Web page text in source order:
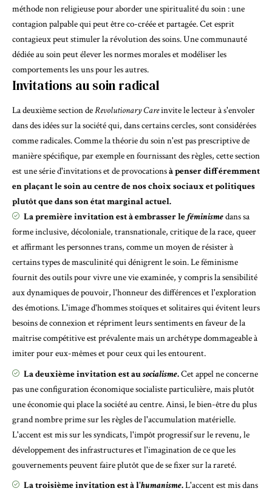
méthode non religieuse pour aborder une spiritualité du soin : une
contagion palpable qui peut être co-créée et partagée. Cet esprit
contagieux peut stimuler la révolution des soins. Une communauté
dédiée au soin peut élever les normes morales et modéliser les
comportements les uns pour les autres.
Invitations au soin radical
La deuxième section deRevolutionary Careinvite le lecteur à s'envoler
dans des idées sur la société qui, dans certains cercles, sont considérées
comme radicales. Comme la théorie du soin n'est pas prescriptive de
manière spécifique, par exemple en fournissant des règles, cette section
est une série d'invitations et de provocationsà penser différemment
en plaçant le soin au centre de nos choix sociaux et politiques
plutôt que dans son état marginal actuel.
La première invitation est à embrasser leféminismedans sa
forme inclusive, décoloniale, transnationale, critique de la race, queer
et affirmant les personnes trans, comme un moyen de résister à
certains types de masculinité qui dénigrent le soin. Le féminisme
fournit des outils pour vivre une vie examinée, y compris la sensibilité
aux dynamiques de pouvoir, l'honneur des différences et l'exploration
des émotions. L'image d'hommes stoïques et solitaires qui évitent leurs
besoins de connexion et répriment leurs sentiments en faveur de la
maîtrise compétitive est prévalente mais un archétype dommageable à
imiter pour eux-mêmes et pour ceux qui les entourent.
La deuxième invitation est ausocialisme.Cet appel ne concerne
pas une configuration économique socialiste particulière, mais plutôt
une économie qui place la société au centre. Ainsi, le bien-être du plus
grand nombre prime sur les règles de l'accumulation matérielle.
L'accent est mis sur les syndicats, l'impôt progressif sur le revenu, le
développement des infrastructures et l'imagination de ce que les
gouvernements peuvent faire plutôt que de se fixer sur la rareté.
La troisième invitation est à l'humanisme.L'accent est mis dans